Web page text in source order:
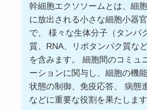
幹細胞エクソソームとは、細
に放出される小さな細胞小器官
で、 様々な生体分子（タンパ
質、RNA、リポタンパク質など
を含みます。 細胞間のコミュ
ーションに関与し、細胞の機
状態の制御、免疫応答、 病態
などに重要な役割を果たします